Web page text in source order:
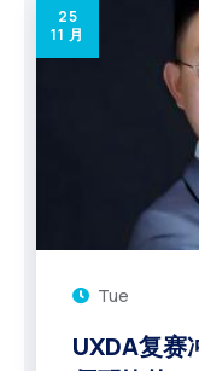
25
11 月
Tue
UXDA复赛